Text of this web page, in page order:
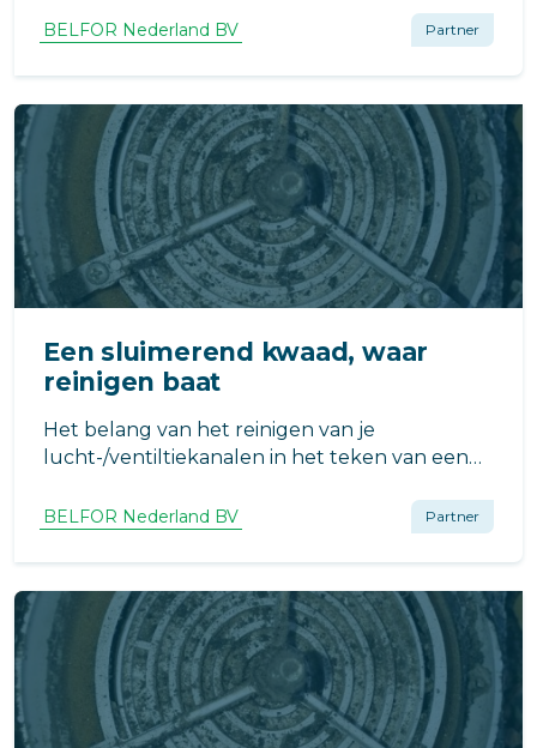
gezet, maar toch is het een erg belangrijk
onderdeel. Het reinigen van de (mechanische)
ventilatiekanalen.
BELFOR Nederland BV Partner
Een sluimerend kwaad, waar
reinigen baat
Het belang van het reinigen van je
lucht-/ventiltiekanalen in het teken van een
BELFOR Nederland BV Partner